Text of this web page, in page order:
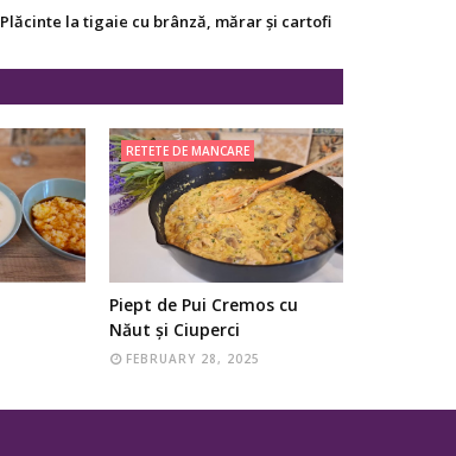
Plăcinte la tigaie cu brânză, mărar și cartofi
RETETE DE MANCARE
Piept de Pui Cremos cu
Năut și Ciuperci
FEBRUARY 28, 2025